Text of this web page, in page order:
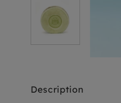
Description